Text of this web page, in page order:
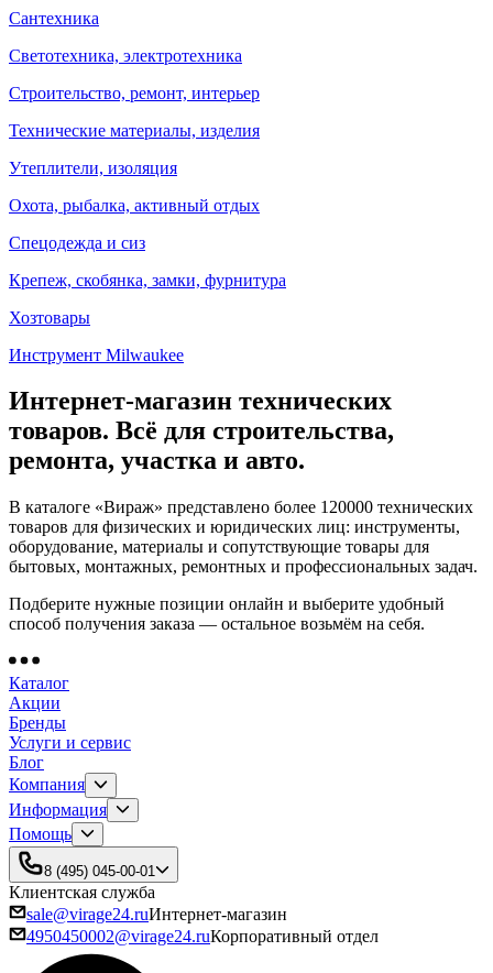
Сантехника
Светотехника, электротехника
Строительство, ремонт, интерьер
Технические материалы, изделия
Утеплители, изоляция
Охота, рыбалка, активный отдых
Спецодежда и сиз
Крепеж, скобянка, замки, фурнитура
Хозтовары
Инструмент Milwaukee
Интернет-магазин технических
товаров. Всё для строительства,
ремонта, участка и авто.
В каталоге «Вираж» представлено более 120000 технических
товаров для физических и юридических лиц: инструменты,
оборудование, материалы и сопутствующие товары для
бытовых, монтажных, ремонтных и профессиональных задач.
Подберите нужные позиции онлайн и выберите удобный
способ получения заказа — остальное возьмём на себя.
Каталог
Акции
Бренды
Услуги и сервис
Блог
Компания
Информация
Помощь
8 (495) 045-00-01
Клиентская служба
sale@virage24.ruИнтернет-магазин
4950450002@virage24.ruКорпоративный отдел